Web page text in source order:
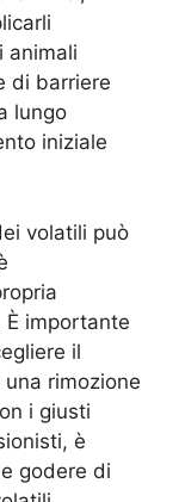
animali
di barriere
lungo
iniziale
volatili può
importante
il
rimozione
i giusti
è
godere di